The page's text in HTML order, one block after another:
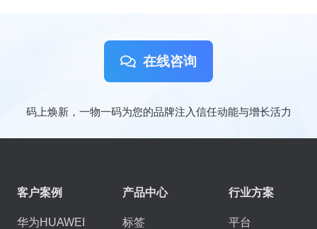
在线咨询
码上焕新，一物一码为您的品牌注入信任动能与增长活力
客户案例
华为HUAWEI
产品中心
标签
行业方案
平台